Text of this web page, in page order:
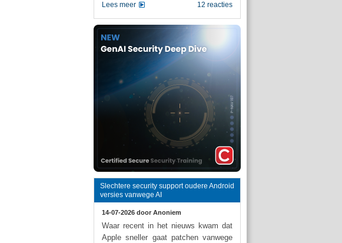
12 reacties
Lees meer
Slechtere security support oudere Android
versies vanwege AI
14-07-2026 door Anoniem
Waar recent in het nieuws kwam dat
Apple sneller gaat patchen vanwege